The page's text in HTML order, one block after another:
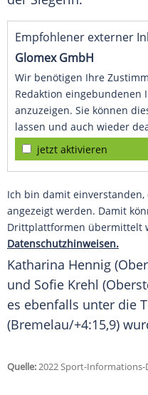
Empfohlener externer
Glomex GmbH
Wir benötigen Ihre
Redaktion eingebundenen
anzuzeigen. Sie können
lassen und auch wieder
jetzt aktivieren
Ich bin damit
angezeigt werden. Damit
Drittplattformen übermittelt
Datenschutzhinweisen.
Katharina Hennig
und Sofie Krehl
es ebenfalls unter die
(Bremelau/+4:15,9)
Quelle:2022 Sport-Informations-